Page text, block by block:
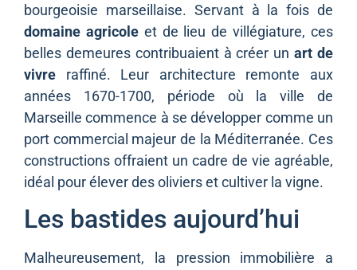
bourgeoisie marseillaise. Servant à la fois de
domaine agricoleet de lieu de villégiature, ces
belles demeures contribuaient à créer unart de
vivre raffiné. Leur architecture remonte aux
années 1670-1700, période où la ville de
Marseille commence à se développer comme un
port commercial majeur de la Méditerranée. Ces
constructions offraient un cadre de vie agréable,
idéal pour élever des oliviers et cultiver la vigne.
Les bastides aujourd’hui
Malheureusement, la pression immobilière a